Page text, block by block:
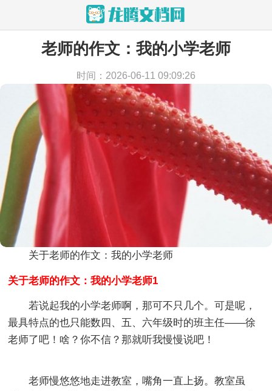
当前位置：首页 > 作文 > 小学作文
老师的作文：我的小学老师
时间：2026-06-11 09:09:26
关于老师的作文：我的小学老师
关于老师的作文：我的小学老师1
若说起我的小学老师啊，那可不只几个。可是呢，
最具特点的也只能数四、五、六年级时的班主任——徐
老师了吧！啥？你不信？那就听我慢慢说吧！
老师慢悠悠地走进教室，嘴角一直上扬。教室虽